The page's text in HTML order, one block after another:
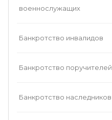
военнослужащих
Банкротство инвалидов
Банкротство поручителей
Банкротство наследников